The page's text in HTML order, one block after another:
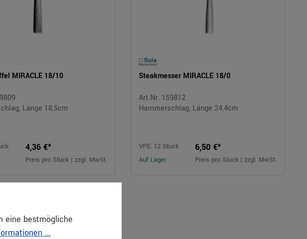
MIRACLE 18/10
Länge 18,5cm
4,36 €*
Preis pro Stück | zzgl. MwSt.
Steakmesser MIRACLE 18/0
Art.Nr. 159812
Hammerschlag, Länge 24,4cm
VPE: 12 Stück
Auf Lager
6,50 €*
Preis pro Stück | zzgl. MwSt.
eine bestmögliche
...